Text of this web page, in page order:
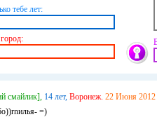
тебе лет:
смайлик], 14 лет, Воронеж. 22 Июня 2012
=)